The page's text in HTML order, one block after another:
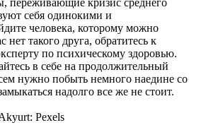
кризис среднего
себя одинокими и
человека, которому можно
нет такого друга, обратитесь к
по психическому здоровью.
в себе на продолжительный
нужно побыть немного наедине со
надолго все же не стоит.